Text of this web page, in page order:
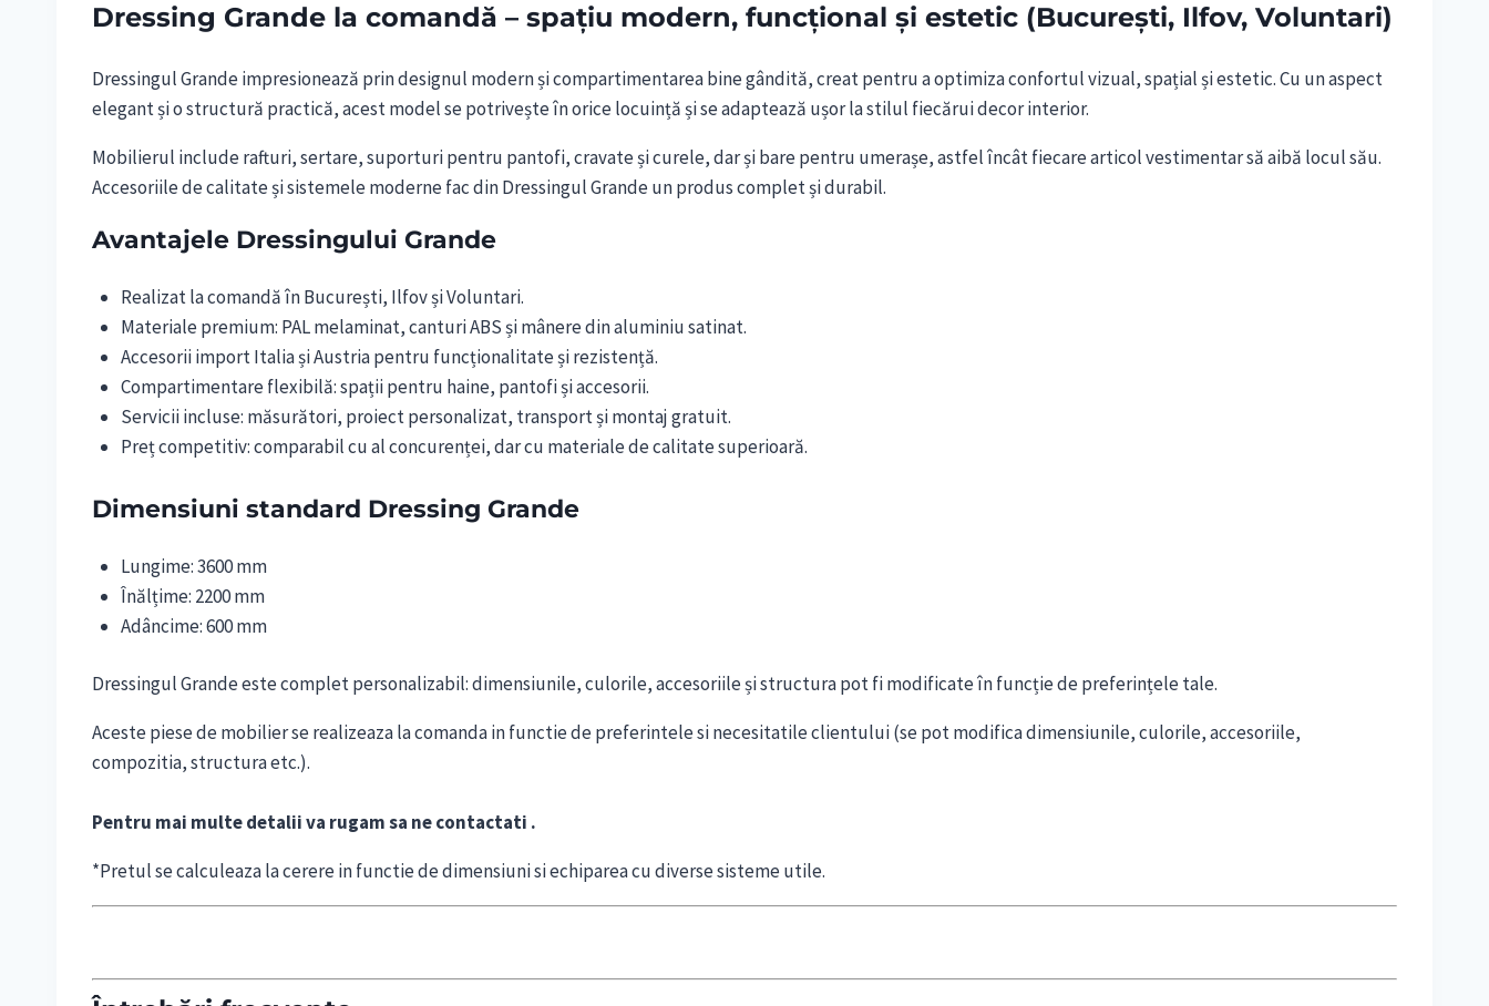
Dressing Grande la comandă – spațiu modern, funcțional și estetic (București, Ilfov, Voluntari)
Dressingul Grande impresionează prin designul modern și compartimentarea bine gândită, creat pentru a optimiza confortul vizual, spațial și estetic. Cu un aspect
elegant și o structură practică, acest model se potrivește în orice locuință și se adaptează ușor la stilul fiecărui decor interior.
Mobilierul include rafturi, sertare, suporturi pentru pantofi, cravate și curele, dar și bare pentru umerașe, astfel încât fiecare articol vestimentar să aibă locul său.
Accesoriile de calitate și sistemele moderne fac din Dressingul Grande un produs complet și durabil.
Avantajele Dressingului Grande
Realizat la comandă în București, Ilfov și Voluntari.
Materiale premium: PAL melaminat, canturi ABS și mânere din aluminiu satinat.
Accesorii import Italia și Austria pentru funcționalitate și rezistență.
Compartimentare flexibilă: spații pentru haine, pantofi și accesorii.
Servicii incluse: măsurători, proiect personalizat, transport și montaj gratuit.
Preț competitiv: comparabil cu al concurenței, dar cu materiale de calitate superioară.
Dimensiuni standard Dressing Grande
Lungime: 3600 mm
Înălțime: 2200 mm
Adâncime: 600 mm
Dressingul Grande este complet personalizabil: dimensiunile, culorile, accesoriile și structura pot fi modificate în funcție de preferințele tale.
Aceste piese de mobilier se realizeaza la comanda in functie de preferintele si necesitatile clientului (se pot modifica dimensiunile, culorile, accesoriile,
compozitia, structura etc.).
Pentru mai multe detalii va rugam sa ne contactati .
*Pretul se calculeaza la cerere in functie de dimensiuni si echiparea cu diverse sisteme utile.